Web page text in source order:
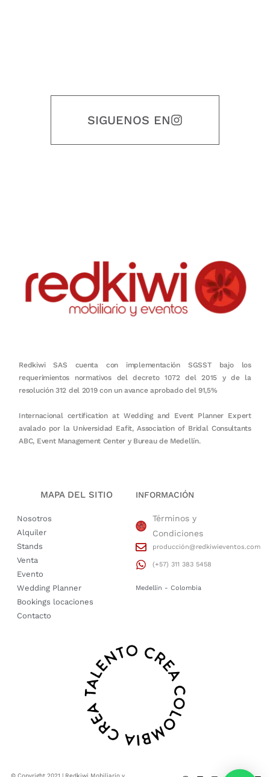
SIGUENOS EN
Redkiwi SAS cuenta con implementación SGSST bajo los
requerimientos normativos del decreto 1072 del 2015 y de la
resolución 312 del 2019 con un avance aprobado del 91,5%
Internacional certification at Wedding and Event Planner Expert
avalado por la Universidad Eafit, Association of Bridal Consultants
ABC, Event Management Center y Bureau de Medellín.
MAPA DEL SITIO
Nosotros
Alquiler
Stands
Venta
Evento
Wedding Planner
Bookings locaciones
Contacto
INFORMACIÓN
Términos y
Condiciones
producción@redkiwieventos.com
(+57) 311 383 5458
Medellin - Colombia
© Copyright 2021 | Redkiwi Mobiliario y